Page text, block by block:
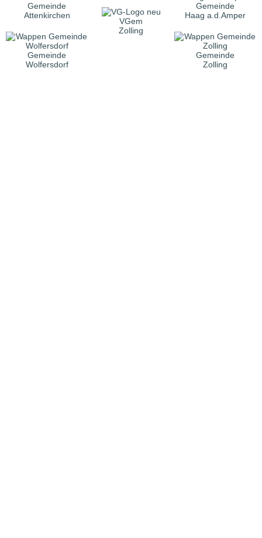
Gemeinde
Attenkirchen
VGem
Zolling
Gemeinde
Haag a.d.Amper
Gemeinde
Wolfersdorf
Gemeinde
Zolling